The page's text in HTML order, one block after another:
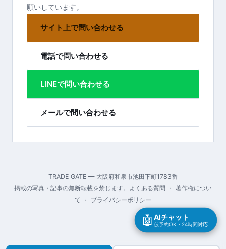
願いしています。
サイト上で問い合わせる
電話で問い合わせる
LINEで問い合わせる
メールで問い合わせる
TRADE GATE — 大阪府和泉市池田下町1783番
掲載の写真・記事の無断転載を禁じます。 よくある質問 ・ 著作権につい
て ・ プライバシーポリシー
🤖 AIチャット
仮予約OK・24時間対応